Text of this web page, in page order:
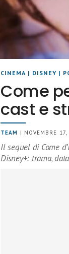
CINEMA | DISNEY |
Come
cast e
TEAM | NOVEMBRE 17,
Il sequel di Come
Disney+: trama,